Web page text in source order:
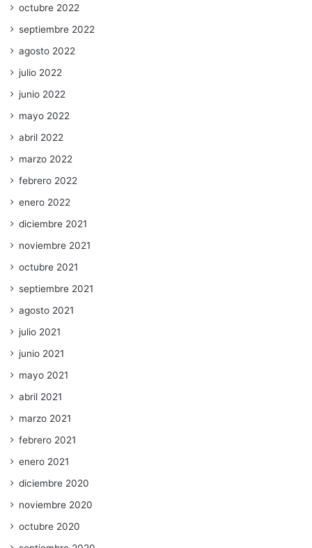
octubre 2022
septiembre 2022
agosto 2022
julio 2022
junio 2022
mayo 2022
abril 2022
marzo 2022
febrero 2022
enero 2022
diciembre 2021
noviembre 2021
octubre 2021
septiembre 2021
agosto 2021
julio 2021
junio 2021
mayo 2021
abril 2021
marzo 2021
febrero 2021
enero 2021
diciembre 2020
noviembre 2020
octubre 2020